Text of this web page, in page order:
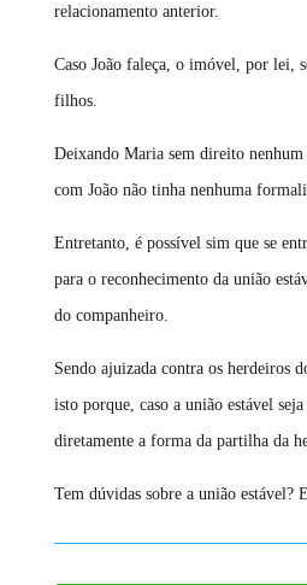
relacionamento anterior.
Caso João faleça, o imóvel, por lei,
filhos.
Deixando Maria sem direito nenhum
com João não tinha nenhuma
Entretanto, é possível sim que se
para o reconhecimento da união
do companheiro.
Sendo ajuizada contra os herdeiros
isto porque, caso a união estável
diretamente a forma da partilha da
Tem dúvidas sobre a união estável?